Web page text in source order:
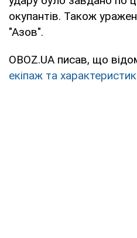
окупантів. Також
"Азов".
OBOZ.UA писав, що
екіпаж та